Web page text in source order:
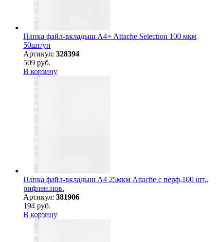
Папка файл-вкладыш А4+ Attache Selection 100 мкм
50шт/уп
Артикул: 328394
509 руб.
В корзину
Папка файл-вкладыш А4 25мкм Attache с перф,100 шт.,
рифлен.пов.
Артикул: 381906
194 руб.
В корзину